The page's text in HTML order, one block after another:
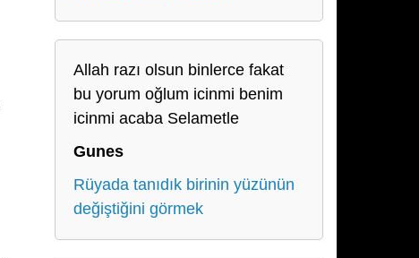
Allah razı olsun binlerce fakat
bu yorum oğlum icinmi benim
icinmi acaba Selametle
Gunes
Rüyada tanıdık birinin yüzünün
değiştiğini görmek